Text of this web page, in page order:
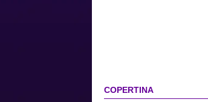
COPERTINA